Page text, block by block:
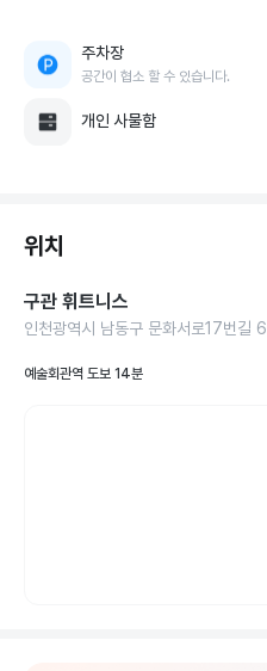
주차장
공간이 협소 할 수 있습니다.
개인 사물함
위치
구관 휘트니스
인천광역시 남동구 문화서로17번길 6
예술회관역 도보 14분